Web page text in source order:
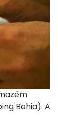
Bahia). A